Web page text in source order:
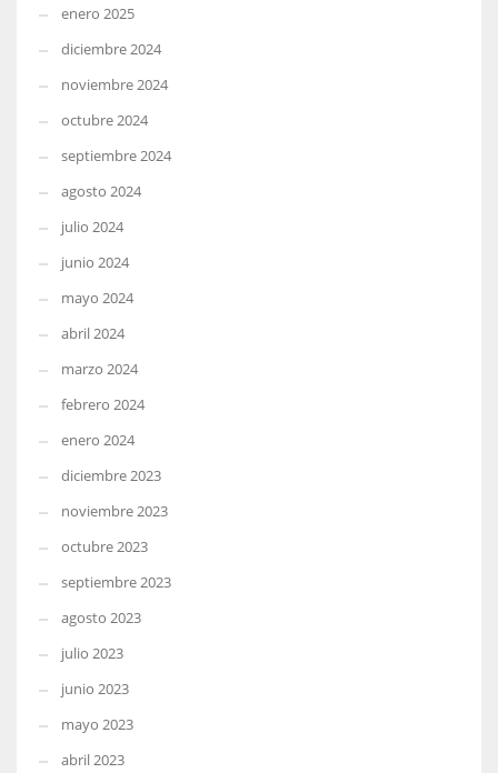
enero 2025
diciembre 2024
noviembre 2024
octubre 2024
septiembre 2024
agosto 2024
julio 2024
junio 2024
mayo 2024
abril 2024
marzo 2024
febrero 2024
enero 2024
diciembre 2023
noviembre 2023
octubre 2023
septiembre 2023
agosto 2023
julio 2023
junio 2023
mayo 2023
abril 2023